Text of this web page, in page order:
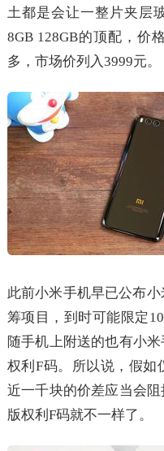
土都是会让一整片夹层
8GB 128GB的顶配，价
多，市场价列入3999元。
此前小米手机早已公布
筹项目，到时可能限定
随手机上附送的也有小
权利F码。所以说，假如
近一千块的价差应当会
版权利F码就不一样了。